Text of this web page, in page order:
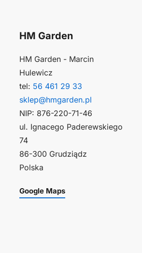
HM Garden
HM Garden - Marcin
Hulewicz
tel: 56 461 29 33
sklep@hmgarden.pl
NIP: 876-220-71-46
ul. Ignacego Paderewskiego
74
86-300 Grudziądz
Polska
Google Maps